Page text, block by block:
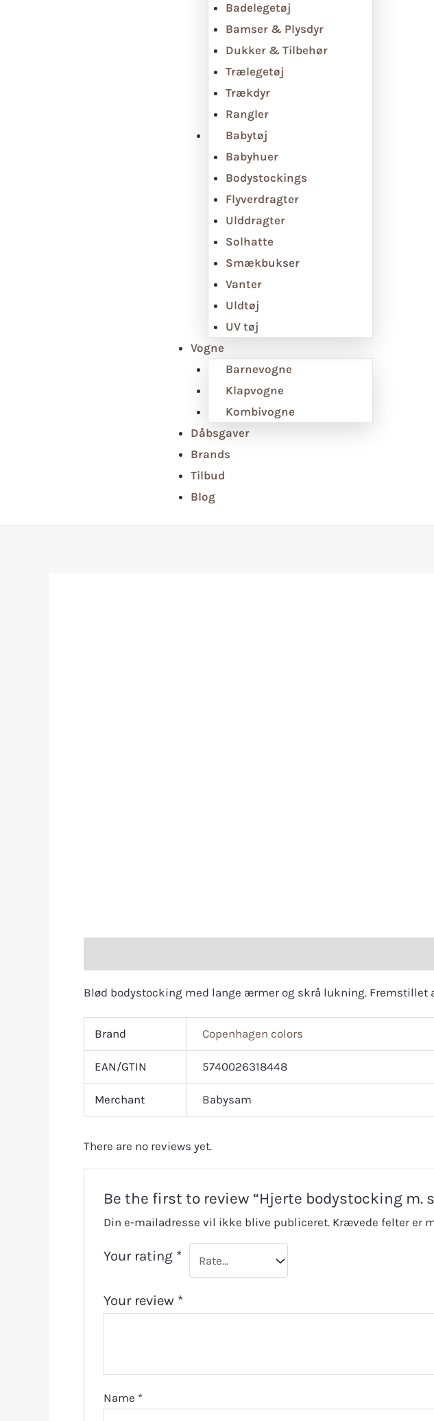
Badelegetøj
Bamser & Plysdyr
Dukker & Tilbehør
Trælegetøj
Trækdyr
Rangler
Babytøj
Babyhuer
Bodystockings
Flyverdragter
Ulddragter
Solhatte
Smækbukser
Vanter
Uldtøj
UV tøj
Vogne
Barnevogne
Klapvogne
Kombivogne
Dåbsgaver
Brands
Tilbud
Blog
Blød bodystocking med lange ærmer og skrå lukning.
Brand Copenhagen colors
EAN/GTIN 5740026318448
Merchant Babysam
There are no reviews yet.
Be the first to review “Hjerte bodystocking m.
Din e-mailadresse vil ikke blive publiceret. Krævede felter er
Your rating *
Your review *
Name *